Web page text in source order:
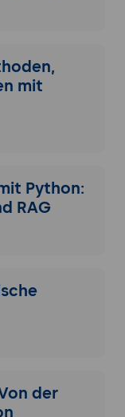
mit
Python:
RAG
der